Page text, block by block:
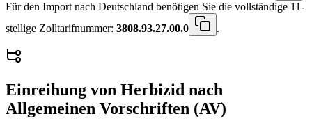
Für den Import nach Deutschland benötigen Sie die vollständige 11-
stellige Zolltarifnummer: 3808.93.27.00.0 .
Einreihung von Herbizid nach
Allgemeinen Vorschriften (AV)